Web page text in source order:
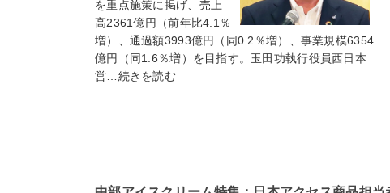
を重点施策に掲げ、売上
高2361億円（前年比4.1％
増）、通過額3993億円（同0.2％増）、事業規模6354
億円（同1.6％増）を目指す。玉田功執行役員西日本
営…続きを読む